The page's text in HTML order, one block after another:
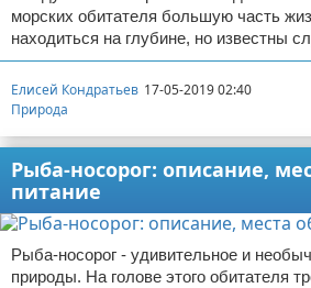
морских обитателя большую часть
находиться на глубине, но известны
Елисей Кондратьев 17-05-2019 02:40
Природа
Рыба-носорог: описание,
питание
Рыба-носорог - удивительное и
природы. На голове этого обитателя